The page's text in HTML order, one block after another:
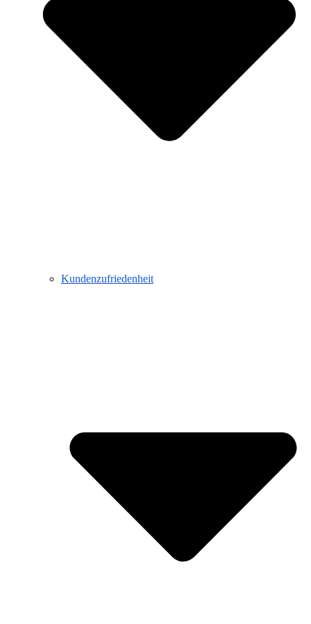
Kundenzufriedenheit